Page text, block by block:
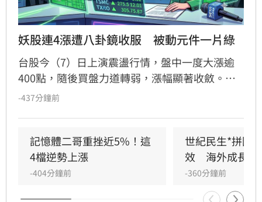
妖股連4漲遭八卦鏡收服　被動元件一片綠
台股今（7）日上演震盪行情，盤中一度大漲逾
400點，隨後買盤力道轉弱，漲幅顯著收斂。其
中，被動元件族群表現疲軟，近期連漲的禾伸堂
油油景象。儘管多數個股陷入修正，台嘉碩與馥
鴻仍逆勢抗跌，成為盤面少數撐盤亮點。投資人
應注意市場波動風險，審慎評估投資決策。
-437分鐘前
記憶體二哥重挫近5%！這
4檔逆勢上漲
-404分鐘前
世紀民生*拼圖
效　海外成長升
-360分鐘前